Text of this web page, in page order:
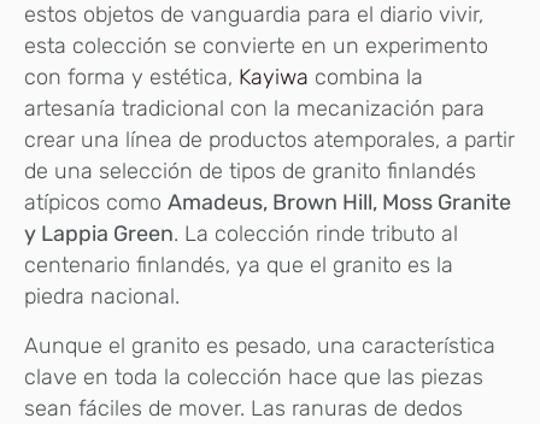
estos objetos de vanguardia para el diario vivir,
esta colección se convierte en un experimento
con forma y estética, Kayiwa combina la
artesanía tradicional con la mecanización para
crear una línea de productos atemporales, a partir
de una selección de tipos de granito finlandés
atípicos como Amadeus, Brown Hill, Moss Granite
y Lappia Green. La colección rinde tributo al
centenario finlandés, ya que el granito es la
piedra nacional.
Aunque el granito es pesado, una característica
clave en toda la colección hace que las piezas
sean fáciles de mover. Las ranuras de dedos